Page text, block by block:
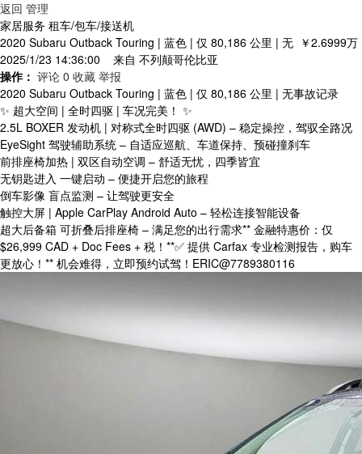
返回 管理
家居服务 租车/包车/接送机
2020 Subaru Outback Touring | 蓝色 | 仅 80,186 公里 | 无 ￥2.6999万
2025/1/23 14:36:00 来自 不列颠哥伦比亚
操作： 评论 0 收藏 举报
2020 Subaru Outback Touring | 蓝色 | 仅 80,186 公里 | 无事故记录
✨ 超大空间 | 全时四驱 | 车况完美！ ✨
2.5L BOXER 发动机 | 对称式全时四驱 (AWD) – 稳定操控，驾驭全路况
EyeSight 驾驶辅助系统 – 自适应巡航、车道保持、预碰撞刹车
前排座椅加热 | 双区自动空调 – 舒适无忧，四季皆宜
无钥匙进入 一键启动 – 便捷开启您的旅程
倒车影像 盲点监测 – 让驾驶更安全
触控大屏 | Apple CarPlay Android Auto – 轻松连接智能设备
超大后备箱 可折叠后排座椅 – 满足您的出行需求** 金融特惠价：仅
$26,999 CAD + Doc Fees + 税！**✅ 提供 Carfax 专业检测报告，购车
更放心！** 机会难得，立即预约试驾！ERIC@7789380116